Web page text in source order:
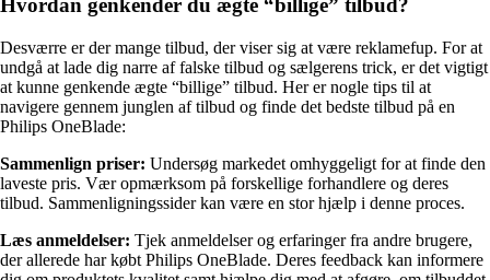
Hvordan genkender du ægte “billige” tilbud?
Desværre er der mange tilbud, der viser sig at være reklamefup. For at
undgå at lade dig narre af falske tilbud og sælgerens trick, er det vigtigt
at kunne genkende ægte “billige” tilbud. Her er nogle tips til at
navigere gennem junglen af tilbud og finde det bedste tilbud på en
Philips OneBlade:
Sammenlign priser: Undersøg markedet omhyggeligt for at finde den
laveste pris. Vær opmærksom på forskellige forhandlere og deres
tilbud. Sammenligningssider kan være en stor hjælp i denne proces.
Læs anmeldelser: Tjek anmeldelser og erfaringer fra andre brugere,
der allerede har købt Philips OneBlade. Deres feedback kan informere